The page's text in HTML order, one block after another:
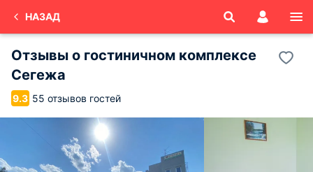
НАЗАД
Отзывы о гостиничном комплексе
Сегежа
9.3 55 отзывов гостей